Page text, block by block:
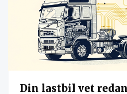
Din lastbil vet